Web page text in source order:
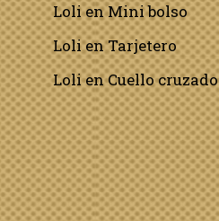
LolienMini bolso
LolienTarjetero
LolienCuello cruzado